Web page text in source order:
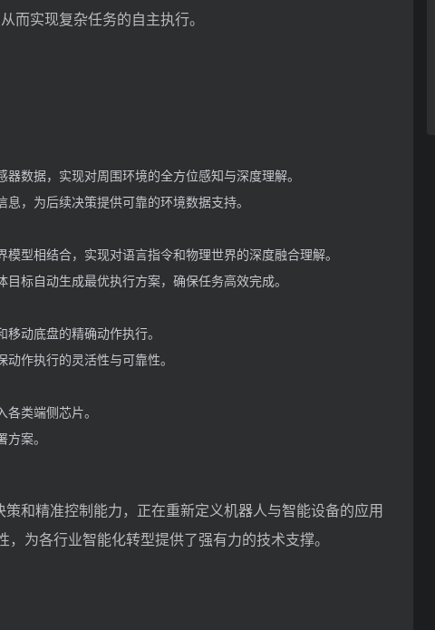
而实现复杂任务的自主执行。
数据，实现对周围环境的全方位感知与深度理解。
，为后续决策提供可靠的环境数据支持。
型相结合，实现对语言指令和物理世界的深度融合理解。
标自动生成最优执行方案，确保任务高效完成。
动底盘的精确动作执行。
作执行的灵活性与可靠性。
类端侧芯片。
案。
和精准控制能力，正在重新定义机器人与智能设备的应用
为各行业智能化转型提供了强有力的技术支撑。